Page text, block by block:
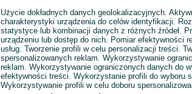
Użycie dokładnych danych geolokalizacyjnych.
charakterystyki urządzenia do celów identyfikacji.
statystyce lub kombinacji danych z różnych źródeł.
urządzeniu lub dostęp do nich. Pomiar efektywności
usług. Tworzenie profili w celu personalizacji treści.
spersonalizowanych reklam. Wykorzystywanie
reklam. Wykorzystywanie ograniczonych danych do
efektywności treści. Wykorzystanie profili do wyboru
Wykorzystywanie profili w celu doboru